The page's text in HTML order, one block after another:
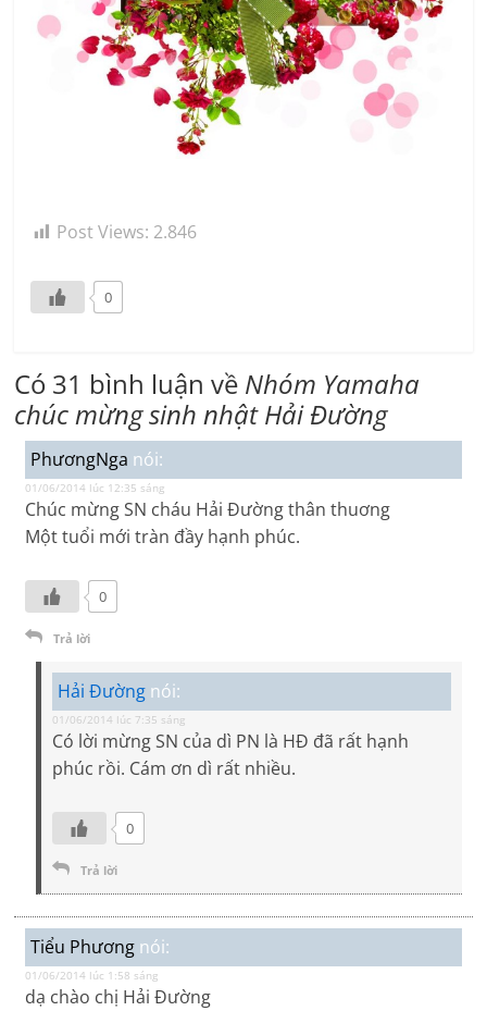
Post Views: 2.846
0
Có 31 bình luận về Nhóm Yamaha
chúc mừng sinh nhật Hải Đường
PhươngNga nói:
01/06/2014 lúc 12:35 sáng
Chúc mừng SN cháu Hải Đường thân thuơng
Một tuổi mới tràn đầy hạnh phúc.
0
Trả lời
Hải Đường nói:
01/06/2014 lúc 7:35 sáng
Có lời mừng SN của dì PN là HĐ đã rất hạnh
phúc rồi. Cám ơn dì rất nhiều.
0
Trả lời
Tiểu Phương nói:
01/06/2014 lúc 1:58 sáng
dạ chào chị Hải Đường